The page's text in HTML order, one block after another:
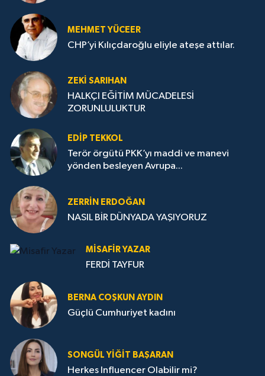
MEHMET YÜCEER
CHP’yi Kılıçdaroğlu eliyle ateşe attılar.
ZEKI SARIHAN
HALKÇI EĞİTİM MÜCADELESİ
ZORUNLULUKTUR
EDIP TEKKOL
Terör örgütü PKK’yı maddi ve manevi
yönden besleyen Avrupa...
ZERRIN ERDOĞAN
NASIL BİR DÜNYADA YAŞIYORUZ
MISAFIR YAZAR
FERDİ TAYFUR
BERNA COŞKUN AYDIN
Güçlü Cumhuriyet kadını
SONGÜL YIĞIT BAŞARAN
Herkes Influencer Olabilir mi?